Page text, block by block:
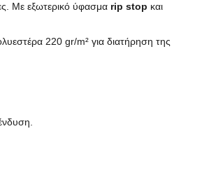
Με εξωτερικό ύφασμα rip stop και
220 gr/m² για διατήρηση της